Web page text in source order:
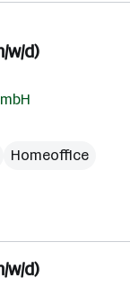
w/d)
Homeoffice
w/d)